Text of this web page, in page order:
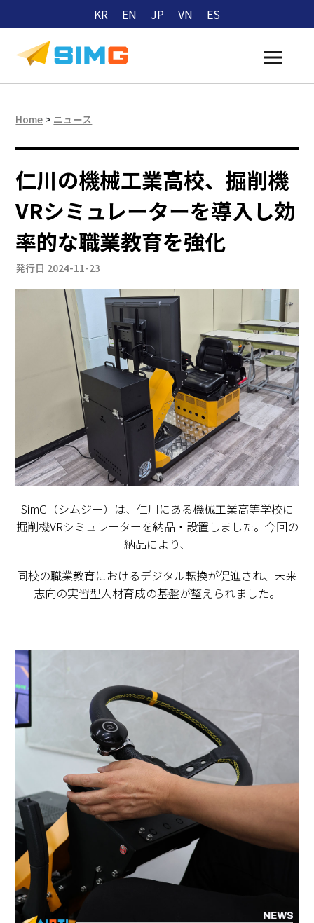
KR EN JP VN ES
Home > ニュース
仁川の機械工業高校、掘削機
VRシミュレーターを導入し効
率的な職業教育を強化
発行日 2024-11-23
SimG（シムジー）は、仁川にある機械工業高等学校に
掘削機VRシミュレーターを納品・設置しました。今回の
納品により、
同校の職業教育におけるデジタル転換が促進され、未来
志向の実習型人材育成の基盤が整えられました。